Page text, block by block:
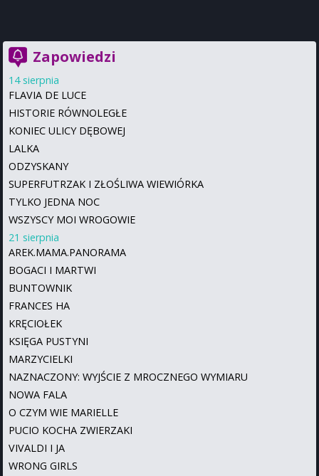
Zapowiedzi
14 sierpnia
FLAVIA DE LUCE
HISTORIE RÓWNOLEGŁE
KONIEC ULICY DĘBOWEJ
LALKA
ODZYSKANY
SUPERFUTRZAK I ZŁOŚLIWA WIEWIÓRKA
TYLKO JEDNA NOC
WSZYSCY MOI WROGOWIE
21 sierpnia
AREK.MAMA.PANORAMA
BOGACI I MARTWI
BUNTOWNIK
FRANCES HA
KRĘCIOŁEK
KSIĘGA PUSTYNI
MARZYCIELKI
NAZNACZONY: WYJŚCIE Z MROCZNEGO WYMIARU
NOWA FALA
O CZYM WIE MARIELLE
PUCIO KOCHA ZWIERZAKI
VIVALDI I JA
WRONG GIRLS